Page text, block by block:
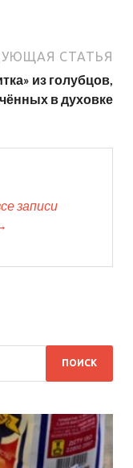
СТАТЬЯ
из голубцов,
в духовке
записи